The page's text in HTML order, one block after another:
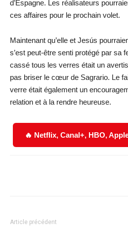
d’Espagne. Les réalisateurs
ces affaires pour le prochain volet.
Maintenant qu’elle et Jesús
s’est peut-être senti protégé par sa
cassé tous les verres était un
pas briser le cœur de Sagrario. Le
verre était également un
relation et à la rendre heureuse.
🔥 Netflix, Canal+, HBO,
Article précédent